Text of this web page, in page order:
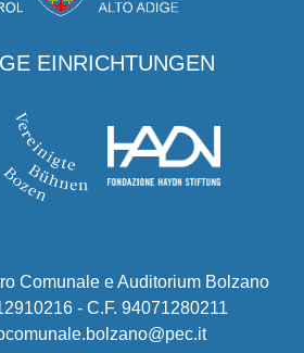
EINRICHTUNGEN
Comunale e Auditorium Bolzano
- C.F. 94071280211